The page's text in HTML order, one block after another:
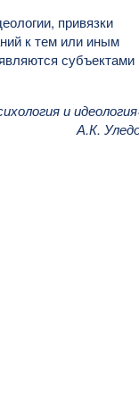
привязки
к тем или иным
субъектами
и
А.К.